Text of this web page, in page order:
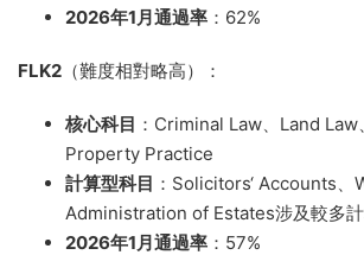
2026年1月通過率 ：62%
FLK2 （難度相對略高）：
核心科目 ：Criminal Law、Land Law
Property Practice
計算型科目 ：Solicitors‘ Accounts、
Administration of Estates涉及較多
2026年1月通過率 ：57%